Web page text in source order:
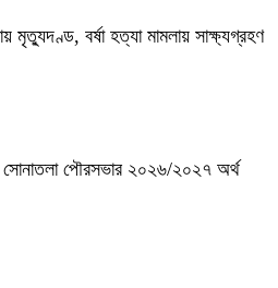
মৃত্যুদণ্ড, বর্ষা হত্যা মামলায় সাক্ষ্যগ্রহণ
সোনাতলা পৌরসভার ২০২৬/২০২৭ অর্থ